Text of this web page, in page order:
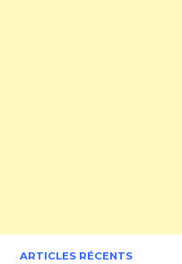
ARTICLES RÉCENTS